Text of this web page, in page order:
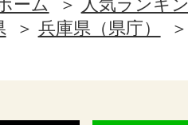
ーム
人気ランキ
兵庫県（県庁）